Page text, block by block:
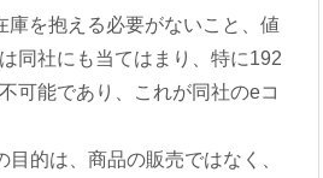
を抱える必要がないこと、値
同社にも当てはまり、特に192
可能であり、これが同社のeコ
的は、商品の販売ではなく、